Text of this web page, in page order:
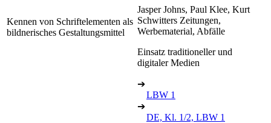
Kennen von Schriftelementen als
bildnerisches Gestaltungsmittel
Jasper Johns, Paul Klee, Kurt
Schwitters Zeitungen,
Werbematerial, Abfälle
Einsatz traditioneller und
digitaler Medien
➔
LBW 1
➔
DE, Kl. 1/2, LBW 1